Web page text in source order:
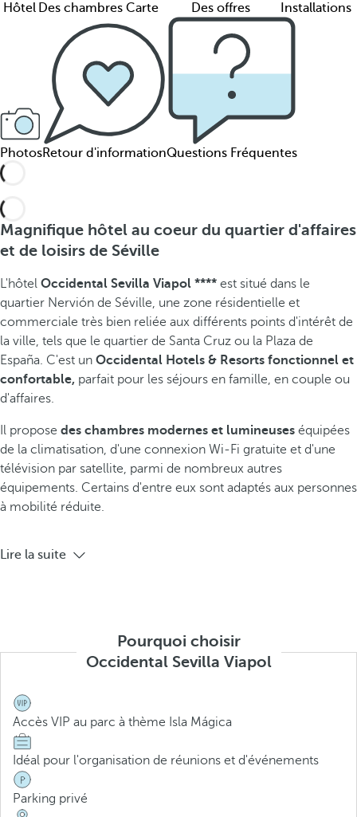
Hôtel Des chambres Carte Des offres Installations
PhotosRetour d'informationQuestions Fréquentes
Magnifique hôtel au coeur du quartier d'affaires
et de loisirs de Séville
L'hôtel Occidental Sevilla Viapol **** est situé dans le
quartier Nervión de Séville, une zone résidentielle et
commerciale très bien reliée aux différents points d'intérêt de
la ville, tels que le quartier de Santa Cruz ou la Plaza de
España. C'est un Occidental Hotels & Resorts fonctionnel et
confortable, parfait pour les séjours en famille, en couple ou
d'affaires.
Il propose des chambres modernes et lumineuses équipées
de la climatisation, d'une connexion Wi-Fi gratuite et d'une
télévision par satellite, parmi de nombreux autres
équipements. Certains d'entre eux sont adaptés aux personnes
à mobilité réduite.
Lire la suite
Pourquoi choisir
Occidental Sevilla Viapol
Accès VIP au parc à thème Isla Mágica
Idéal pour l'organisation de réunions et d'événements
Parking privé